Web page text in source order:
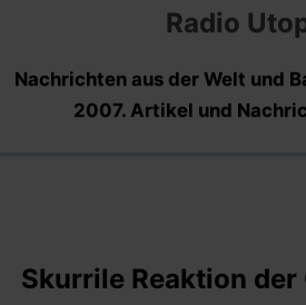
Radio
Nachrichten aus der Welt und
2007. Artikel und
Skurrile Reaktion der